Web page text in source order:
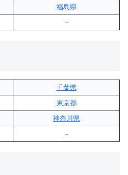
福島県
–
千葉県
東京都
神奈川県
–